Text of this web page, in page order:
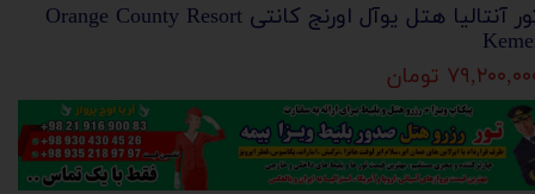
تور آنتالیا هتل یوآل اورنج کانتی Orange County Resort
تومان